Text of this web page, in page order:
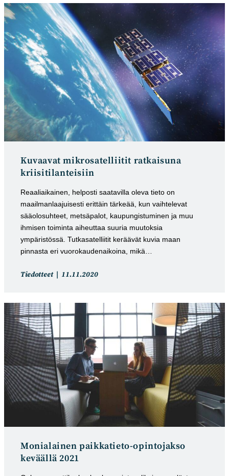
Kuvaavat mikrosatelliitit ratkaisuna
kriisitilanteisiin
Reaaliaikainen, helposti saatavilla oleva tieto on
maailmanlaajuisesti erittäin tärkeää, kun vaihtelevat
sääolosuhteet, metsäpalot, kaupungistuminen ja muu
ihmisen toiminta aiheuttaa suuria muutoksia
ympäristössä. Tutkasatelliitit keräävät kuvia maan
pinnasta eri vuorokaudenaikoina, mikä…
Artikkelin
Tiedotteet
Artikkeli
11.11.2020
Monialainen paikkatieto-opintojakso
keväällä 2021